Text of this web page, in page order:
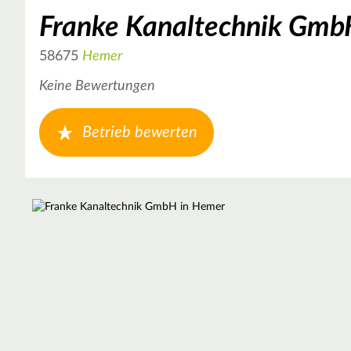
Franke Kanaltechnik
58675 Hemer
Keine Bewertungen
Betrieb bewerten